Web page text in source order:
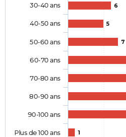
6
5
7
1
30-40 ans
40-50 ans
50-60 ans
60-70 ans
70-80 ans
80-90 ans
90-100 ans
Plus de 100 ans